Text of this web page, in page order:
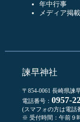
年中行事
メディア掲載
諫早神社
〒854-0061 長崎県諫
電話番号： 0957-
(スマフォの方は電話
※ 受付時間：午前９